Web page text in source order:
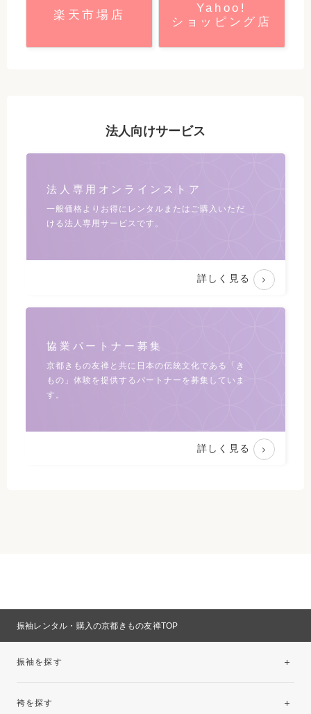
楽天市場店
Yahoo!
ショッピング店
法人向けサービス
法人専用オンラインストア
一般価格よりお得にレンタルまたは ご購入いただ
ける法人専用サービスです。
詳しく見る
協業パートナー募集
京都きもの友禅と共に日本の伝統文化である
「き
もの」体験を提供するパートナーを募集していま
す。
詳しく見る
振袖レンタル・購入の京都きもの友禅TOP
振袖を探す
袴を探す